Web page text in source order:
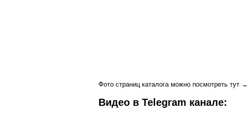
Фото страниц каталога можно посмотреть тут →
Видео в Telegram канале: